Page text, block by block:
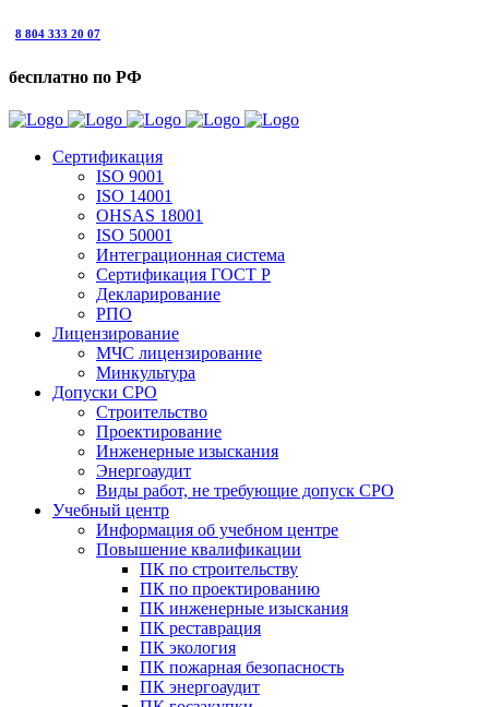
8 804 333 20 07
бесплатно по РФ
Сертификация
ISO 9001
ISO 14001
OHSAS 18001
ISO 50001
Интеграционная система
Сертификация ГОСТ Р
Декларирование
РПО
Лицензирование
МЧС лицензирование
Минкультура
Допуски СРО
Строительство
Проектирование
Инженерные изыскания
Энергоаудит
Виды работ, не требующие допуск СРО
Учебный центр
Информация об учебном центре
Повышение квалификации
ПК по строительству
ПК по проектированию
ПК инженерные изыскания
ПК реставрация
ПК экология
ПК пожарная безопасность
ПК энергоаудит